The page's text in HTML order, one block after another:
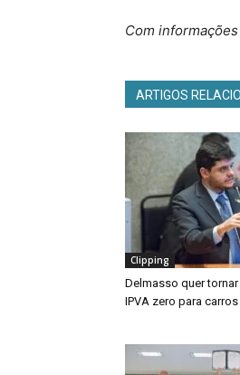
Com
ARTIGOS
Clipping
Delmasso quer
IPVA zero para